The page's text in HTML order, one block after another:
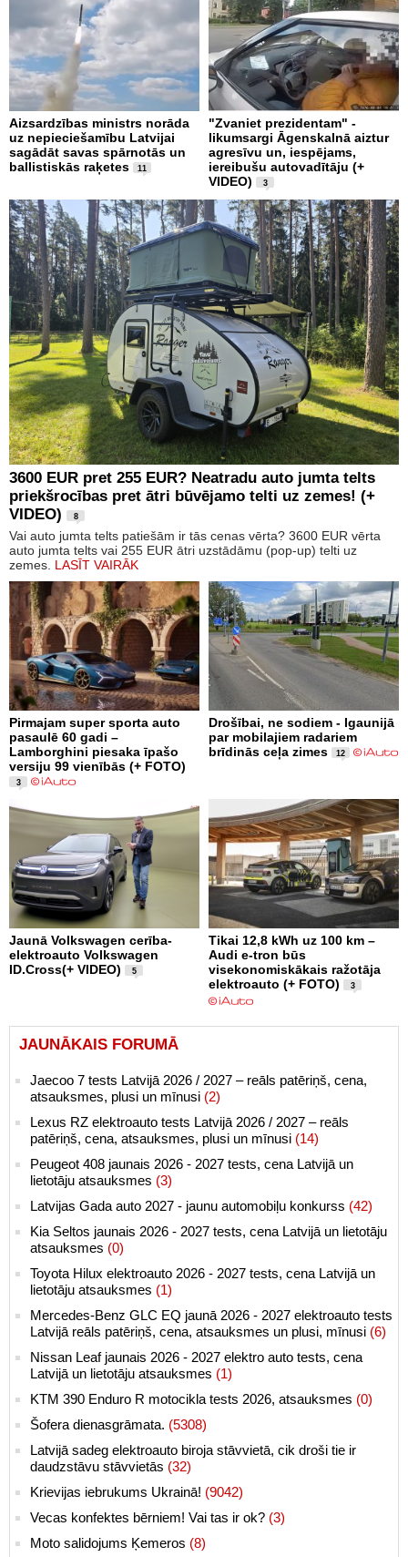
Aizsardzības ministrs norāda
uz nepieciešamību Latvijai
sagādāt savas spārnotās un
ballistiskās raķetes
11
"Zvaniet prezidentam" -
likumsargi Āgenskalnā aiztur
agresīvu un, iespējams,
iereibušu autovadītāju (+
VIDEO)
3
3600 EUR pret 255 EUR? Neatradu auto jumta telts
priekšrocības pret ātri būvējamo telti uz zemes! (+
VIDEO)
8
Vai auto jumta telts patiešām ir tās cenas vērta? 3600 EUR vērta
auto jumta telts vai 255 EUR ātri uzstādāmu (pop-up) telti uz
zemes. LASĪT VAIRĀK
Pirmajam super sporta auto
pasaulē 60 gadi –
Lamborghini piesaka īpašo
versiju 99 vienībās (+ FOTO)
3
Drošībai, ne sodiem - Igaunijā
par mobilajiem radariem
brīdinās ceļa zimes
12
Jaunā Volkswagen cerība-
elektroauto Volkswagen
ID.Cross(+ VIDEO)
5
Tikai 12,8 kWh uz 100 km –
Audi e-tron būs
visekonomiskākais ražotāja
elektroauto (+ FOTO)
3
JAUNĀKAIS FORUMĀ
Jaecoo 7 tests Latvijā 2026 / 2027 – reāls patēriņš, cena,
atsauksmes, plusi un mīnusi (2)
Lexus RZ elektroauto tests Latvijā 2026 / 2027 – reāls
patēriņš, cena, atsauksmes, plusi un mīnusi (14)
Peugeot 408 jaunais 2026 - 2027 tests, cena Latvijā un
lietotāju atsauksmes (3)
Latvijas Gada auto 2027 - jaunu automobiļu konkurss (42)
Kia Seltos jaunais 2026 - 2027 tests, cena Latvijā un lietotāju
atsauksmes (0)
Toyota Hilux elektroauto 2026 - 2027 tests, cena Latvijā un
lietotāju atsauksmes (1)
Mercedes-Benz GLC EQ jaunā 2026 - 2027 elektroauto tests
Latvijā reāls patēriņš, cena, atsauksmes un plusi, mīnusi (6)
Nissan Leaf jaunais 2026 - 2027 elektro auto tests, cena
Latvijā un lietotāju atsauksmes (1)
KTM 390 Enduro R motocikla tests 2026, atsauksmes (0)
Šofera dienasgrāmata. (5308)
Latvijā sadeg elektroauto biroja stāvvietā, cik droši tie ir
daudzstāvu stāvvietās (32)
Krievijas iebrukums Ukrainā! (9042)
Vecas konfektes bērniem! Vai tas ir ok? (3)
Moto salidojums Ķemeros (8)